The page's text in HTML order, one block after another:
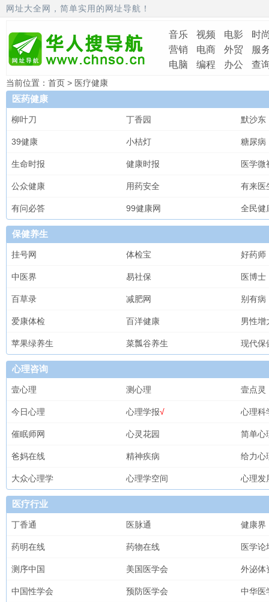
网址大全网，简单实用的网址导航！
音乐 视频 电影
时
营销
电商 外贸
服
电脑
编程 办公 查
当前位置： 首页 > 医疗健康
医药健康
柳叶刀 丁香园 默沙东
39健康 小桔灯 糖尿病
生命时报 健康时报 医学微
公众健康 用药安全 有来医
有问必答 99健康网 全民健
保健养生
挂号网 体检宝 好药师
中医界 易社保 医博士
百草录 减肥网 别有病
爱康体检 百洋健康 男性增
苹果绿养生 菜瓢谷养生 现代保
心理咨询
壹心理 测心理 壹点灵
今日心理 心理学报√ 心理科
催眠师网 心灵花园 简单心
爸妈在线 精神疾病 给力心
大众心理学 心理学空间 心理发
医疗行业
丁香通 医脉通 健康界
药明在线 药物在线 医学论
测序中国 美国医学会 外泌体
中国性学会 预防医学会 中华医